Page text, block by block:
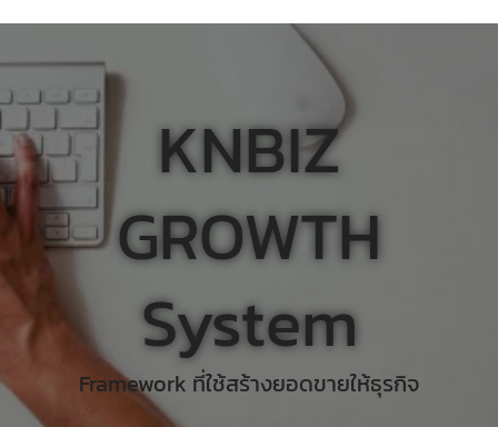
KNBIZ
GROWTH
System
Framework ที่ใช้สร้างยอดขายให้ธุรกิจ